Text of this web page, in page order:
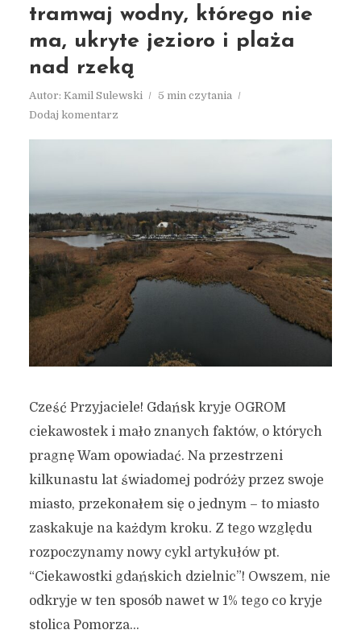
tramwaj wodny, którego nie
ma, ukryte jezioro i plaża
nad rzeką
Autor: Kamil Sulewski
5 min czytania
Dodaj komentarz
Cześć Przyjaciele! Gdańsk kryje OGROM
ciekawostek i mało znanych faktów, o których
pragnę Wam opowiadać. Na przestrzeni
kilkunastu lat świadomej podróży przez swoje
miasto, przekonałem się o jednym – to miasto
zaskakuje na każdym kroku. Z tego względu
rozpoczynamy nowy cykl artykułów pt.
“Ciekawostki gdańskich dzielnic”! Owszem, nie
odkryje w ten sposób nawet w 1% tego co kryje
stolica Pomorza...